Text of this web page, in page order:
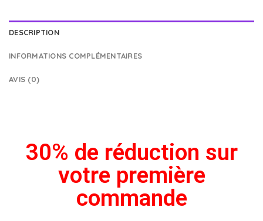
DESCRIPTION
INFORMATIONS COMPLÉMENTAIRES
AVIS (0)
30% de réduction sur
votre première
commande